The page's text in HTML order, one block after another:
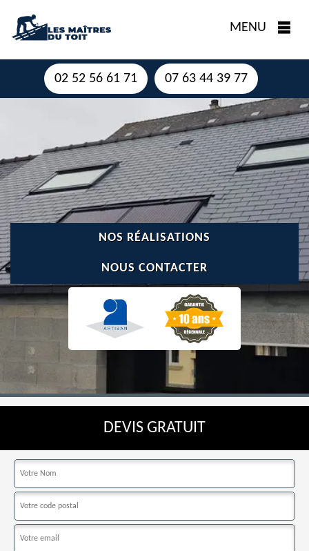
MENU
02 52 56 61 71 07 63 44 39 77
NOS RÉALISATIONS
NOUS CONTACTER
DEVIS GRATUIT